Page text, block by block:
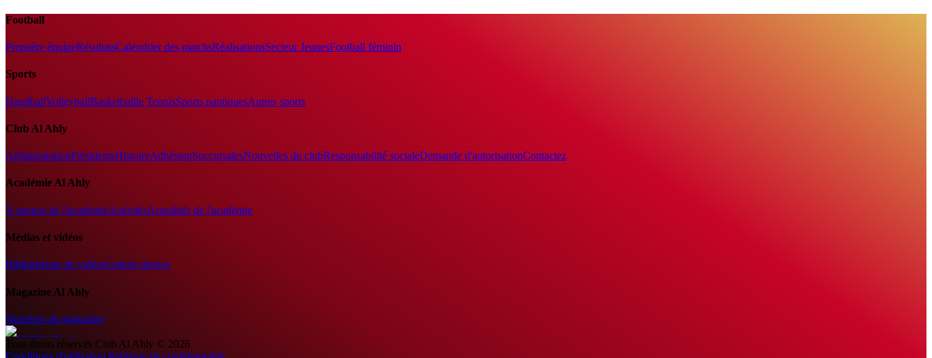
Football
Première équipeRésultatsCalendrier des matchsRéalisationsSecteur JeunesFootball féminin
Sports
HandballVolleyballBasketballle TennisSports nautiquesAutres sports
Club Al Ahly
AdministrationPrésidentsHistoireAdhésionSuccursalesNouvelles du clubResponsabilité socialeDemande d'autorisationContactez
Académie Al Ahly
À propos de l'académieActivitésActualités de l'académie
Médias et vidéos
Bibliothèque de vidéosGalerie photos
Magazine Al Ahly
Numéros du magazine
Tous droits réservés Club Al Ahly © 2026